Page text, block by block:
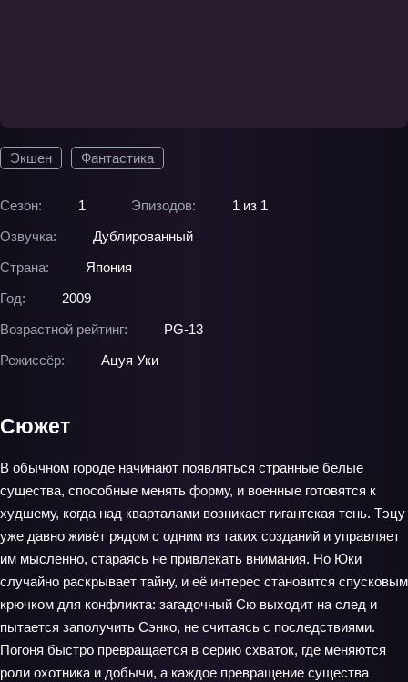
Экшен Фантастика
Сезон: 1 Эпизодов:
1 из 1
Озвучка:
Дублированный
Страна:
Япония
Год:
2009
Возрастной рейтинг:
PG-13
Режиссёр:
Ацуя Уки
Сюжет
В обычном городе начинают появляться странные белые
существа, способные менять форму, и военные готовятся к
худшему, когда над кварталами возникает гигантская тень. Тэцу
уже давно живёт рядом с одним из таких созданий и управляет
им мысленно, стараясь не привлекать внимания. Но Юки
случайно раскрывает тайну, и её интерес становится спусковым
крючком для конфликта: загадочный Сю выходит на след и
пытается заполучить Сэнко, не считаясь с последствиями.
Погоня быстро превращается в серию схваток, где меняются
роли охотника и добычи, а каждое превращение существа